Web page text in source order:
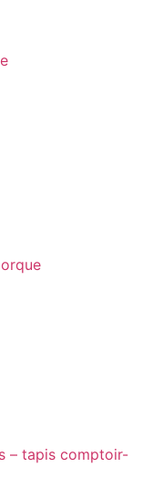
– tapis comptoir-